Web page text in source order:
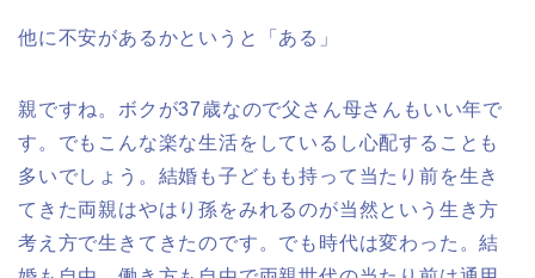
他に不安があるかというと「ある」
親ですね。ボクが37歳なので父さん母さんもいい年で
す。でもこんな楽な生活をしているし心配することも
多いでしょう。結婚も子どもも持って当たり前を生き
てきた両親はやはり孫をみれるのが当然という生き方
考え方で生きてきたのです。でも時代は変わった。結